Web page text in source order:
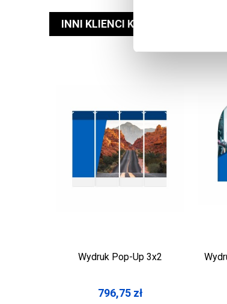
INNI KLIENCI KUPILI RÓWNIEŻ
Wydruk Pop-Up 3x2
796,75 zł